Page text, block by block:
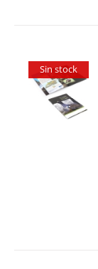
Sin stock